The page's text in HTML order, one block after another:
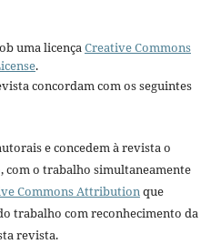
uma licençaCreative Commons
.
concordam com os seguintes
e concedem à revista o
o trabalho simultaneamente
Commons Attributionque
trabalho com reconhecimento da
revista.